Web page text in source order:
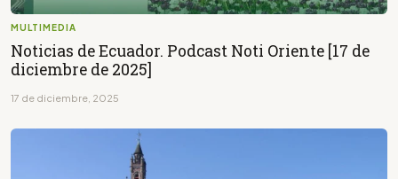
MULTIMEDIA
Noticias de Ecuador. Podcast Noti Oriente [17 de
diciembre de 2025]
17 de diciembre, 2025